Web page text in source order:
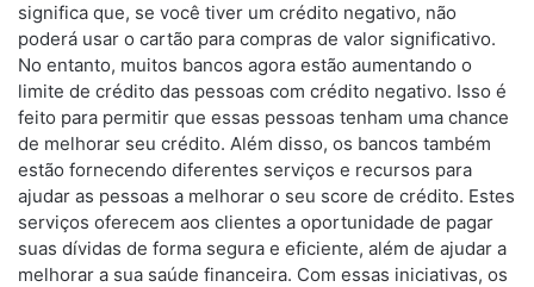
significa que, se você tiver um crédito negativo, não
poderá usar o cartão para compras de valor significativo.
No entanto, muitos bancos agora estão aumentando o
limite de crédito das pessoas com crédito negativo. Isso é
feito para permitir que essas pessoas tenham uma chance
de melhorar seu crédito. Além disso, os bancos também
estão fornecendo diferentes serviços e recursos para
ajudar as pessoas a melhorar o seu score de crédito. Estes
serviços oferecem aos clientes a oportunidade de pagar
suas dívidas de forma segura e eficiente, além de ajudar a
melhorar a sua saúde financeira. Com essas iniciativas, os